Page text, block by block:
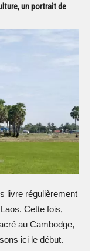
un portrait de
livre régulièrement
Cette fois,
au Cambodge,
ici le début.